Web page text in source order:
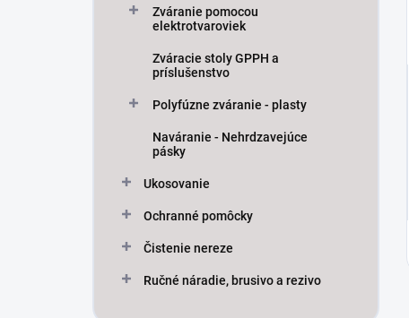
Zváranie pomocou
elektrotvaroviek
Zváracie stoly GPPH a
príslušenstvo
Polyfúzne zváranie - plasty
Naváranie - Nehrdzavejúce
pásky
Ukosovanie
Ochranné pomôcky
Čistenie nereze
Ručné náradie, brusivo a rezivo